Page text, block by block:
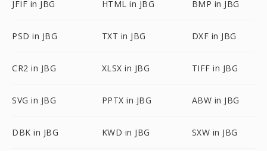
JFIF in JBG HTML in JBG BMP in JBG
PSD in JBG TXT in JBG DXF in JBG
CR2 in JBG XLSX in JBG TIFF in JBG
SVG in JBG PPTX in JBG ABW in JBG
DBK in JBG KWD in JBG SXW in JBG